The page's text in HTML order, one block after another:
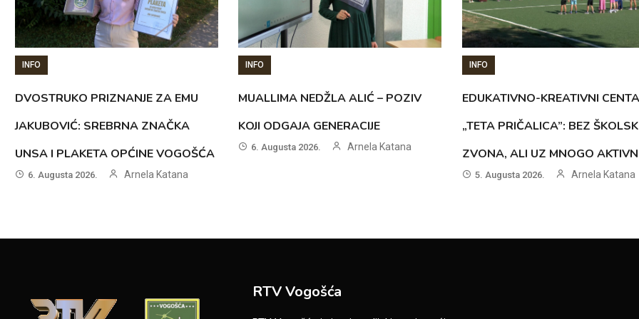
INFO
DVOSTRUKO PRIZNANJE ZA EMU
JAKUBOVIĆ: SREBRNA ZNAČKA
UNSA I PLAKETA OPĆINE VOGOŠĆA
6. Augusta 2026. Arnela Katana
INFO
MUALLIMA NEDŽLA ALIĆ – POZIV
KOJI ODGAJA GENERACIJE
6. Augusta 2026. Arnela Katana
INFO
EDUKATIVNO-KREATIVNI
„TETA PRIČALICA”: BEZ
ZVONA, ALI UZ MNOGO
5. Augusta 2026. Arnela Katana
RTV Vogošća